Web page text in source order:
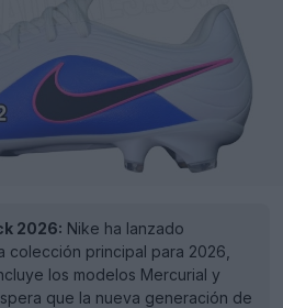
2026: Nike ha lanzado
colección principal para 2026,
los modelos Mercurial y
que la nueva generación de